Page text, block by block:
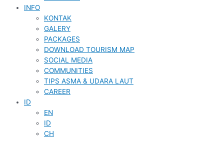
INFO
KONTAK
GALERY
PACKAGES
DOWNLOAD TOURISM MAP
SOCIAL MEDIA
COMMUNITIES
TIPS ASMA & UDARA LAUT
CAREER
ID
EN
ID
CH